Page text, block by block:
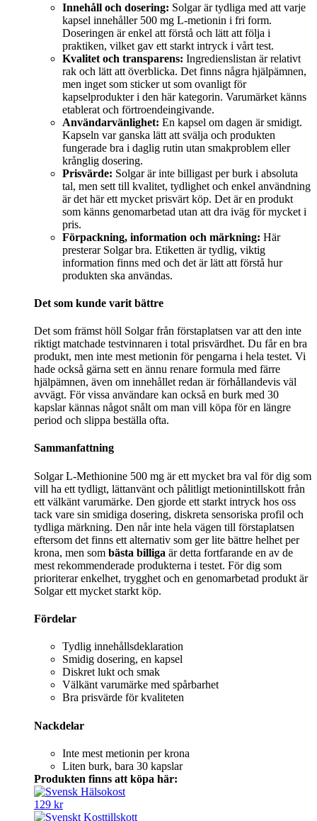
Innehåll och dosering: Solgar är tydliga med att varje
kapsel innehåller 500 mg L-metionin i fri form.
Doseringen är enkel att förstå och lätt att följa i
praktiken, vilket gav ett starkt intryck i vårt test.
Kvalitet och transparens: Ingredienslistan är relativt
rak och lätt att överblicka. Det finns några hjälpämnen,
men inget som sticker ut som ovanligt för
kapselprodukter i den här kategorin. Varumärket känns
etablerat och förtroendeingivande.
Användarvänlighet: En kapsel om dagen är smidigt.
Kapseln var ganska lätt att svälja och produkten
fungerade bra i daglig rutin utan smakproblem eller
krånglig dosering.
Prisvärde: Solgar är inte billigast per burk i absoluta
tal, men sett till kvalitet, tydlighet och enkel användning
är det här ett mycket prisvärt köp. Det är en produkt
som känns genomarbetad utan att dra iväg för mycket i
pris.
Förpackning, information och märkning: Här
presterar Solgar bra. Etiketten är tydlig, viktig
information finns med och det är lätt att förstå hur
produkten ska användas.
Det som kunde varit bättre
Det som främst höll Solgar från förstaplatsen var att den inte
riktigt matchade testvinnaren i total prisvärdhet. Du får en bra
produkt, men inte mest metionin för pengarna i hela testet. Vi
hade också gärna sett en ännu renare formula med färre
hjälpämnen, även om innehållet redan är förhållandevis väl
avvägt. För vissa användare kan också en burk med 30
kapslar kännas något snålt om man vill köpa för en längre
period och slippa beställa ofta.
Sammanfattning
Solgar L-Methionine 500 mg är ett mycket bra val för dig som
vill ha ett tydligt, lättanvänt och pålitligt metionintillskott från
ett välkänt varumärke. Den gjorde ett starkt intryck hos oss
tack vare sin smidiga dosering, diskreta sensoriska profil och
tydliga märkning. Den når inte hela vägen till förstaplatsen
eftersom det finns ett alternativ som ger lite bättre helhet per
krona, men som bästa billiga är detta fortfarande en av de
mest rekommenderade produkterna i testet. För dig som
prioriterar enkelhet, trygghet och en genomarbetad produkt är
Solgar ett mycket starkt köp.
Fördelar
Tydlig innehållsdeklaration
Smidig dosering, en kapsel
Diskret lukt och smak
Välkänt varumärke med spårbarhet
Bra prisvärde för kvaliteten
Nackdelar
Inte mest metionin per krona
Liten burk, bara 30 kapslar
Produkten finns att köpa här:
129 kr